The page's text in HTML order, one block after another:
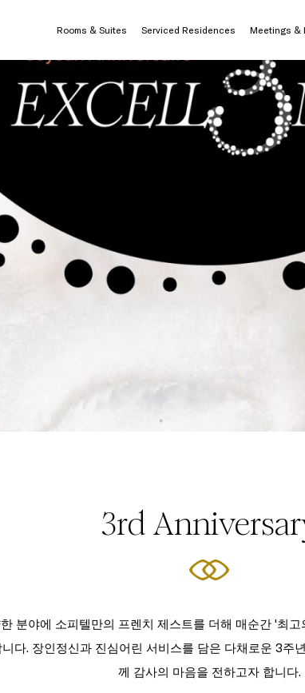
Rooms & Suites Serviced Residences Meetings &
3rd
분야에 소피텔만의 프렌치 제스트를 더해 매순간 '최
다. 장인정신과 진심어린 서비스를 담은 다채로운 3주
께 감사의 마음을 전하고자 합니다.